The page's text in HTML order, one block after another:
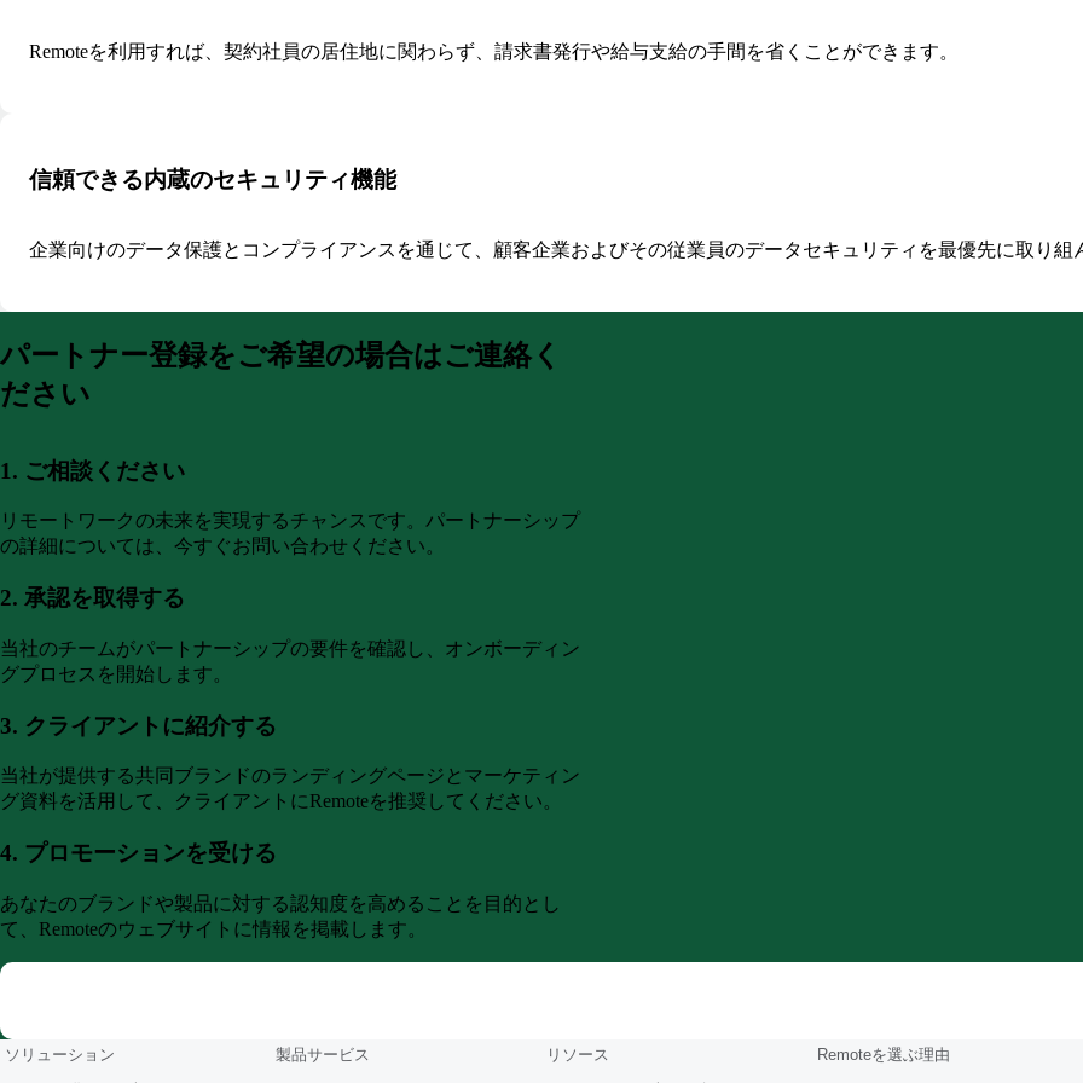
Remoteを利用すれば、契約社員の居住地に関わらず、請求書発行や給与支給の手間を省くことができます。
信頼できる内蔵のセキュリティ機能
企業向けのデータ保護とコンプライアンスを通じて、顧客企業およびその従業員のデータセキュリティを最優先に取り組
パートナー登録をご希望の場合はご連絡く
ださい
1. ご相談ください
リモートワークの未来を実現するチャンスです。パートナーシップ
の詳細については、今すぐお問い合わせください。
2. 承認を取得する
当社のチームがパートナーシップの要件を確認し、オンボーディン
グプロセスを開始します。
3. クライアントに紹介する
当社が提供する共同ブランドのランディングページとマーケティン
グ資料を活用して、クライアントにRemoteを推奨してください。
4. プロモーションを受ける
あなたのブランドや製品に対する認知度を高めることを目的とし
て、Remoteのウェブサイトに情報を掲載します。
ソリューション 製品サービス リソース Remoteを選ぶ理由